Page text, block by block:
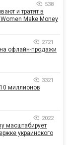
538
и тратят в
Make Money
2721
на офлайн-продажи
3321
миллионов
2022
масштабирует
украинского